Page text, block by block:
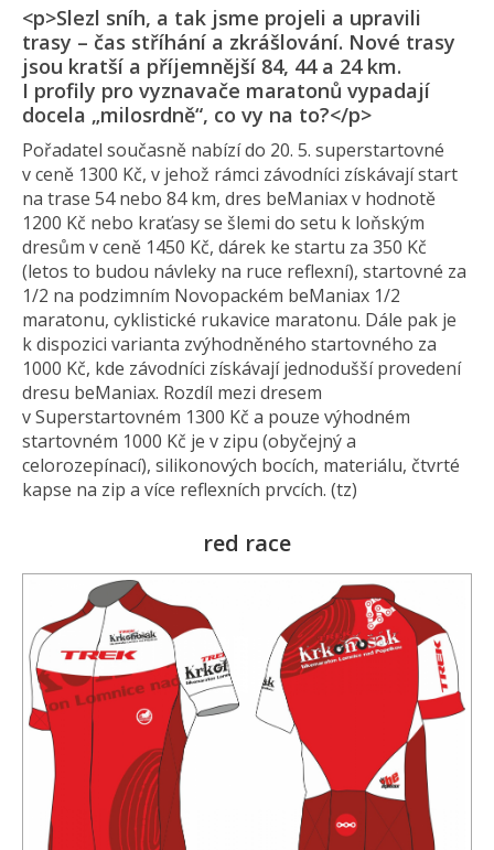
<p>Slezl sníh, a tak jsme projeli a upravili
trasy – čas stříhání a zkrášlování. Nové trasy
jsou kratší a příjemnější 84, 44 a 24 km.
I profily pro vyznavače maratonů vypadají
docela „milosrdně“, co vy na to?</p>
Pořadatel současně nabízí do 20. 5. superstartovné
v ceně 1300 Kč, v jehož rámci závodníci získávají start
na trase 54 nebo 84 km, dres beManiax v hodnotě
1200 Kč nebo kraťasy se šlemi do setu k loňským
dresům v ceně 1450 Kč, dárek ke startu za 350 Kč
(letos to budou návleky na ruce reflexní), startovné za
1/2 na podzimním Novopackém beManiax 1/2
maratonu, cyklistické rukavice maratonu. Dále pak je
k dispozici varianta zvýhodněného startovného za
1000 Kč, kde závodníci získávají jednodušší provedení
dresu beManiax. Rozdíl mezi dresem
v Superstartovném 1300 Kč a pouze výhodném
startovném 1000 Kč je v zipu (obyčejný a
celorozepínací), silikonových bocích, materiálu, čtvrté
kapse na zip a více reflexních prvcích. (tz)
red race